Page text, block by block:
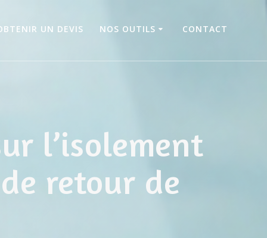
UN DEVIS NOS OUTILS CONTACT
l’isolement
retour de